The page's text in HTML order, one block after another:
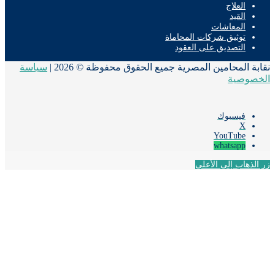
العلاج
القيد
المعاشات
توثيق شركات المحاماة
التصديق على العقود
المحامين المصرية جميع الحقوق محفوظة © 2026 |
سياسة
فيسبوك
‫YouTube
whatsapp
إلى الأعلى